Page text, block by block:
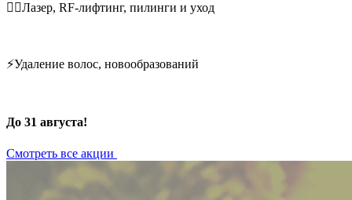
💆‍♀️Лазер, RF-лифтинг, пилинги и уход
⚡Удаление волос, новообразований
До 31 августа!
Смотреть все акции